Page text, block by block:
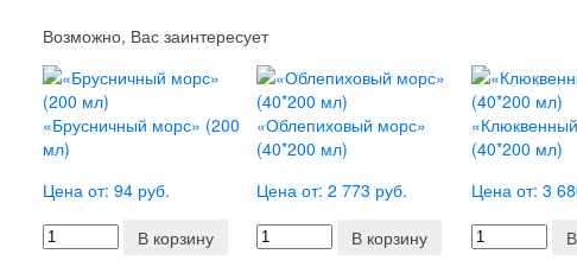
Возможно, Вас заинтересует
«Брусничный морс» (200
мл)
Цена от: 94 руб.
В корзину
«Облепиховый морс»
(40*200 мл)
Цена от: 2 773 руб.
В корзину
(40*200 мл)
Цена от: 3